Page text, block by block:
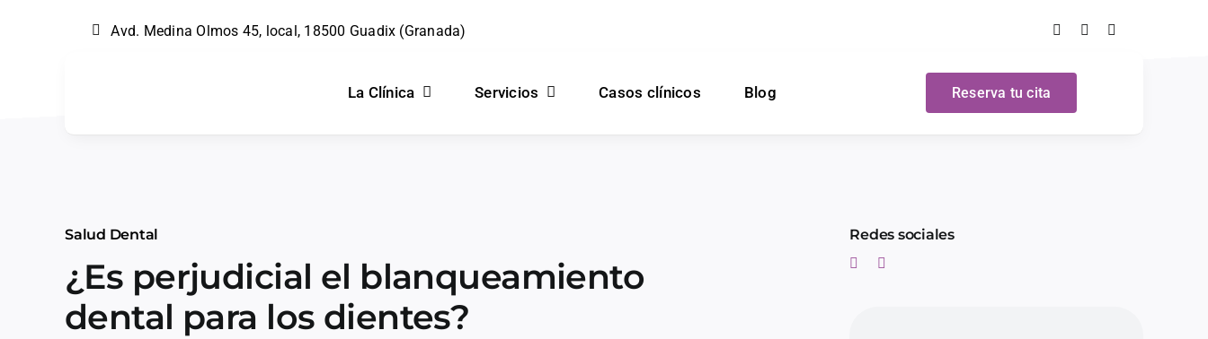
Avd. Medina Olmos 45, local, 18500 Guadix (Granada)
La Clínica Servicios Casos clínicos Blog Reserva tu cita
Salud Dental
¿Es perjudicial el blanqueamiento
dental para los dientes?
Redes sociales